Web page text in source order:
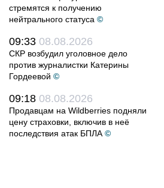
стремятся к получению
нейтрального статуса ©
09:33 08.08.2026
СКР возбудил уголовное дело
против журналистки Катерины
Гордеевой ©
09:18 08.08.2026
Продавцам на Wildberries подняли
цену страховки, включив в неё
последствия атак БПЛА ©